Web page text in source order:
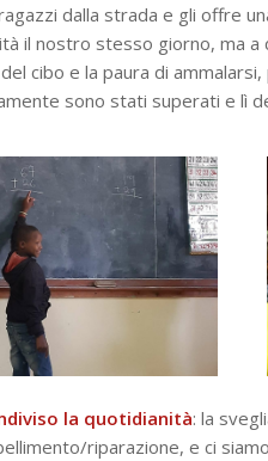
dalla strada e gli offre
il nostro stesso giorno, ma
cibo e la paura di
sono stati superati e lì
la quotidianità: la
riparazione, e ci